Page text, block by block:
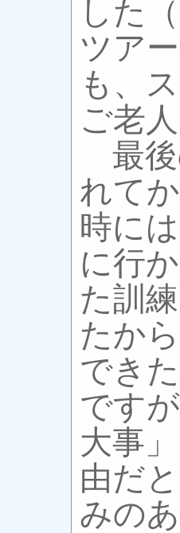
した
ツア
も、
ご老
最後
れて
時に
に行
た訓
たか
でき
です
大事
由だ
みの